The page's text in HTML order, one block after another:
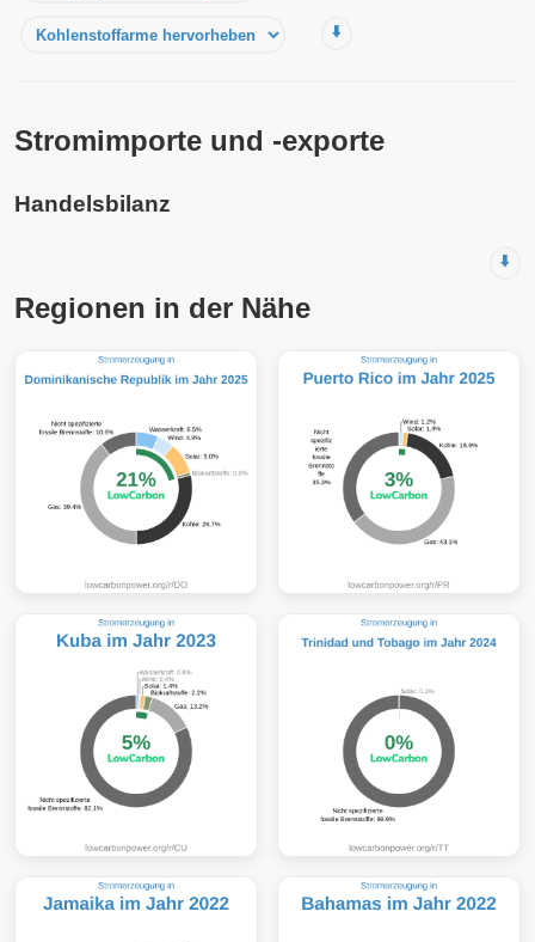
⬇️
Stromimporte und -exporte
Handelsbilanz
⬇️
Regionen in der Nähe